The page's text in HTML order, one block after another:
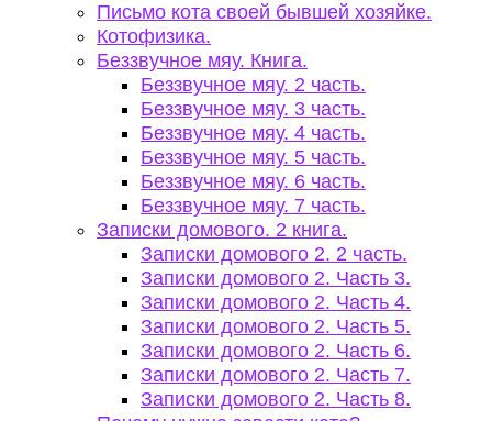
Письмо кота своей бывшей хозяйке.
Котофизика.
Беззвучное мяу. Книга.
Беззвучное мяу. 2 часть.
Беззвучное мяу. 3 часть.
Беззвучное мяу. 4 часть.
Беззвучное мяу. 5 часть.
Беззвучное мяу. 6 часть.
Беззвучное мяу. 7 часть.
Записки домового. 2 книга.
Записки домового 2. 2 часть.
Записки домового 2. Часть 3.
Записки домового 2. Часть 4.
Записки домового 2. Часть 5.
Записки домового 2. Часть 6.
Записки домового 2. Часть 7.
Записки домового 2. Часть 8.